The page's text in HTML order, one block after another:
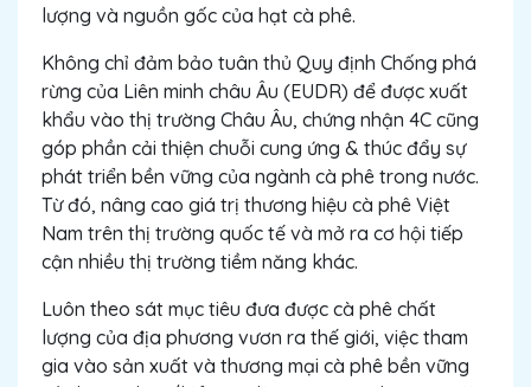
lượng và nguồn gốc của hạt cà phê.
Không chỉ đảm bảo tuân thủ Quy định Chống phá
rừng của Liên minh châu Âu (EUDR) để được xuất
khẩu vào thị trường Châu Âu, chứng nhận 4C cũng
góp phần cải thiện chuỗi cung ứng & thúc đẩy sự
phát triển bền vững của ngành cà phê trong nước.
Từ đó, nâng cao giá trị thương hiệu cà phê Việt
Nam trên thị trường quốc tế và mở ra cơ hội tiếp
cận nhiều thị trường tiềm năng khác.
Luôn theo sát mục tiêu đưa được cà phê chất
lượng của địa phương vươn ra thế giới, việc tham
gia vào sản xuất và thương mại cà phê bền vững